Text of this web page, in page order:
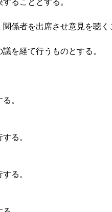
ることとする。
係者を出席させ意見を聴く
を経て行うものとする。
。
る。
る。